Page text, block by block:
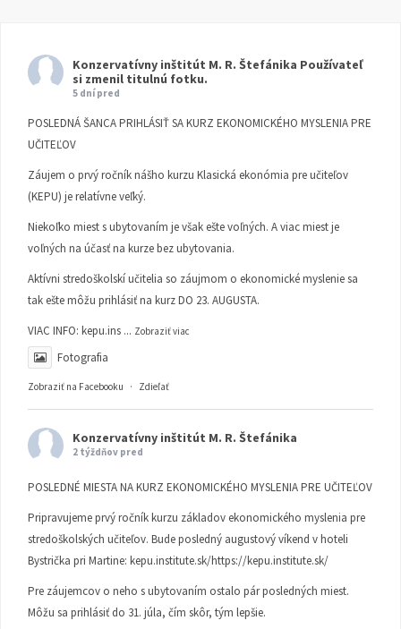
Konzervatívny inštitút M. R. Štefánika Používateľ
si zmenil titulnú fotku.
5 dní pred
POSLEDNÁ ŠANCA PRIHLÁSIŤ SA KURZ EKONOMICKÉHO MYSLENIA PRE
UČITEĽOV
Záujem o prvý ročník nášho kurzu Klasická ekonómia pre učiteľov
(KEPU) je relatívne veľký.
Niekoľko miest s ubytovaním je však ešte voľných. A viac miest je
voľných na účasť na kurze bez ubytovania.
Aktívni stredoškolskí učitelia so záujmom o ekonomické myslenie sa
tak ešte môžu prihlásiť na kurz DO 23. AUGUSTA.
VIAC INFO: kepu.ins ... Zobraziť viac
Fotografia
Zobraziť na Facebooku · Zdieľať
Konzervatívny inštitút M. R. Štefánika
2 týždňov pred
POSLEDNÉ MIESTA NA KURZ EKONOMICKÉHO MYSLENIA PRE UČITEĽOV
Pripravujeme prvý ročník kurzu základov ekonomického myslenia pre
stredoškolských učiteľov. Bude posledný augustový víkend v hoteli
Bystrička pri Martine: kepu.institute.sk/https://kepu.institute.sk/
Pre záujemcov o neho s ubytovaním ostalo pár posledných miest.
Môžu sa prihlásiť do 31. júla, čím skôr, tým lepšie.